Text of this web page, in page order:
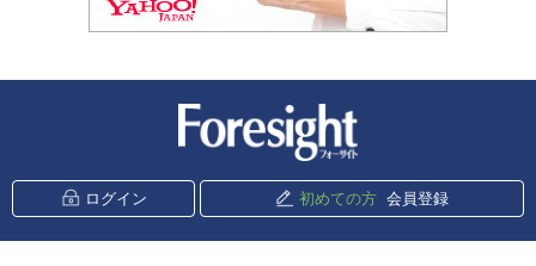
ログイン 初めての方 会員登録